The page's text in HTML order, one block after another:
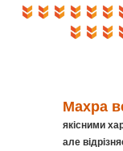
Махра
якісними
але